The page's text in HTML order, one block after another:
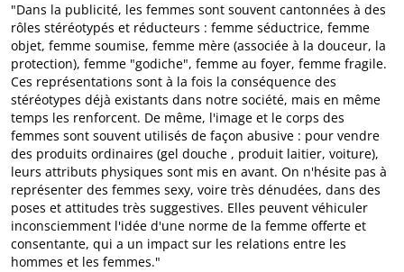
"Dans la publicité, les femmes sont souvent cantonnées à des
rôles stéréotypés et réducteurs : femme séductrice, femme
objet, femme soumise, femme mère (associée à la douceur, la
protection), femme "godiche", femme au foyer, femme fragile.
Ces représentations sont à la fois la conséquence des
stéréotypes déjà existants dans notre société, mais en même
temps les renforcent. De même, l'image et le corps des
femmes sont souvent utilisés de façon abusive : pour vendre
des produits ordinaires (gel douche , produit laitier, voiture),
leurs attributs physiques sont mis en avant. On n'hésite pas à
représenter des femmes sexy, voire très dénudées, dans des
poses et attitudes très suggestives. Elles peuvent véhiculer
inconsciemment l'idée d'une norme de la femme offerte et
consentante, qui a un impact sur les relations entre les
hommes et les femmes."